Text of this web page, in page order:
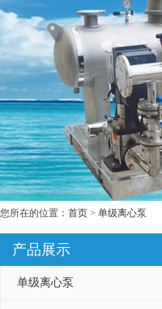
您所在的位置： 首页 > 单级离心泵
产品展示
单级离心泵